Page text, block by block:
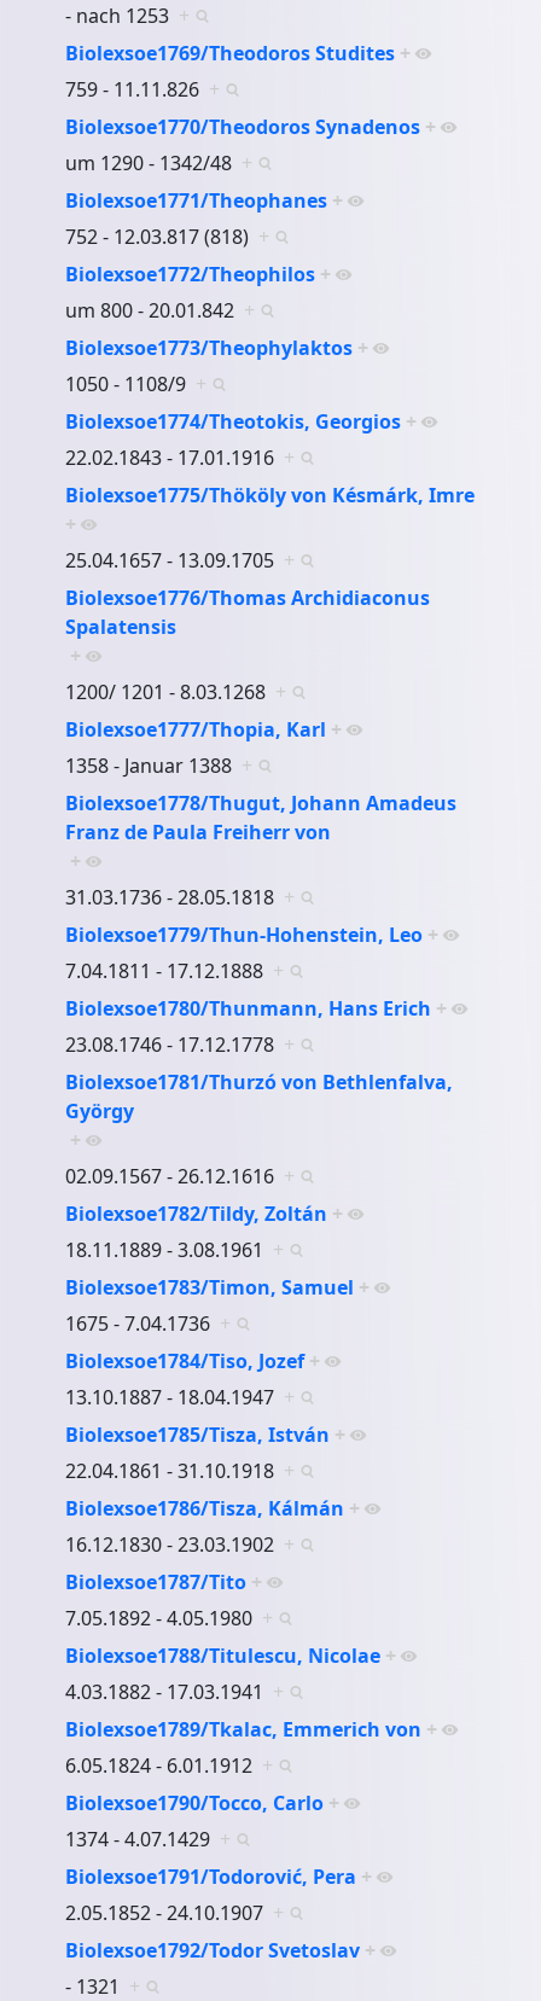
- nach 1253 +
Biolexsoe1769/Theodoros Studites +
759 - 11.11.826 +
Biolexsoe1770/Theodoros Synadenos +
um 1290 - 1342/48 +
Biolexsoe1771/Theophanes +
752 - 12.03.817 (818) +
Biolexsoe1772/Theophilos +
um 800 - 20.01.842 +
Biolexsoe1773/Theophylaktos +
1050 - 1108/9 +
Biolexsoe1774/Theotokis, Georgios +
22.02.1843 - 17.01.1916 +
Biolexsoe1775/Thököly von Késmárk, Imre
+
25.04.1657 - 13.09.1705 +
Biolexsoe1776/Thomas Archidiaconus
Spalatensis
+
1200/ 1201 - 8.03.1268 +
Biolexsoe1777/Thopia, Karl +
1358 - Januar 1388 +
Biolexsoe1778/Thugut, Johann Amadeus
Franz de Paula Freiherr von
+
31.03.1736 - 28.05.1818 +
Biolexsoe1779/Thun-Hohenstein, Leo +
7.04.1811 - 17.12.1888 +
Biolexsoe1780/Thunmann, Hans Erich +
23.08.1746 - 17.12.1778 +
Biolexsoe1781/Thurzó von Bethlenfalva,
György
+
02.09.1567 - 26.12.1616 +
Biolexsoe1782/Tildy, Zoltán +
18.11.1889 - 3.08.1961 +
Biolexsoe1783/Timon, Samuel +
1675 - 7.04.1736 +
Biolexsoe1784/Tiso, Jozef +
13.10.1887 - 18.04.1947 +
Biolexsoe1785/Tisza, István +
22.04.1861 - 31.10.1918 +
Biolexsoe1786/Tisza, Kálmán +
16.12.1830 - 23.03.1902 +
Biolexsoe1787/Tito +
7.05.1892 - 4.05.1980 +
Biolexsoe1788/Titulescu, Nicolae +
4.03.1882 - 17.03.1941 +
Biolexsoe1789/Tkalac, Emmerich von +
6.05.1824 - 6.01.1912 +
Biolexsoe1790/Tocco, Carlo +
1374 - 4.07.1429 +
Biolexsoe1791/Todorović, Pera +
2.05.1852 - 24.10.1907 +
Biolexsoe1792/Todor Svetoslav +
- 1321 +